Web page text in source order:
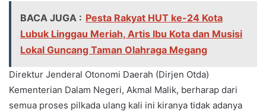
BACA JUGA : Pesta Rakyat HUT ke-24 Kota
Lubuk Linggau Meriah, Artis Ibu Kota dan Musisi
Lokal Guncang Taman Olahraga Megang
Direktur Jenderal Otonomi Daerah (Dirjen Otda)
Kementerian Dalam Negeri, Akmal Malik, berharap dari
semua proses pilkada ulang kali ini kiranya tidak adanya